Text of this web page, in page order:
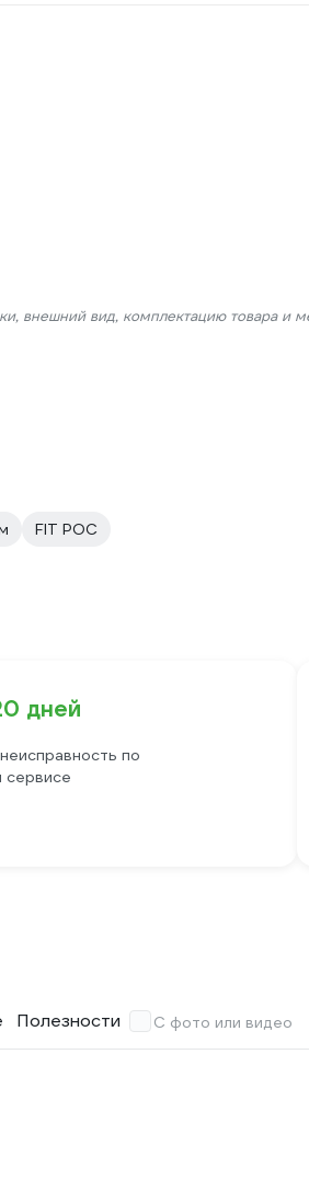
внешний вид, комплектацию товара и
FIT РОС
дней
по
сервисе
Полезности С фото или видео